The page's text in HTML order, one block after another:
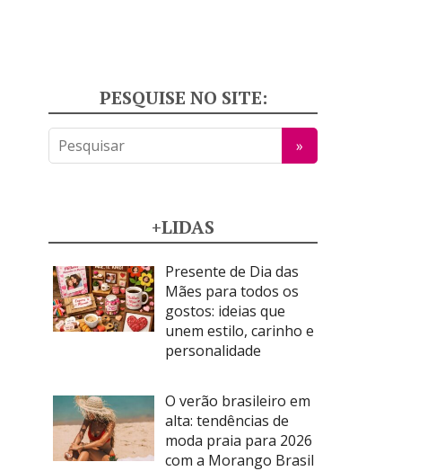
PESQUISE NO SITE:
+LIDAS
Presente de Dia das
Mães para todos os
gostos: ideias que
unem estilo, carinho e
personalidade
O verão brasileiro em
alta: tendências de
moda praia para 2026
com a Morango Brasil